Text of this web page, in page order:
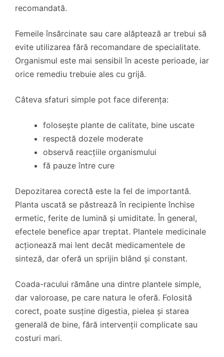
recomandată.
Femeile însărcinate sau care alăptează ar trebui să
evite utilizarea fără recomandare de specialitate.
Organismul este mai sensibil în aceste perioade, iar
orice remediu trebuie ales cu grijă.
Câteva sfaturi simple pot face diferența:
folosește plante de calitate, bine uscate
respectă dozele moderate
observă reacțiile organismului
fă pauze între cure
Depozitarea corectă este la fel de importantă.
Planta uscată se păstrează în recipiente închise
ermetic, ferite de lumină și umiditate. În general,
efectele benefice apar treptat. Plantele medicinale
acționează mai lent decât medicamentele de
sinteză, dar oferă un sprijin blând și constant.
Coada-racului rămâne una dintre plantele simple,
dar valoroase, pe care natura le oferă. Folosită
corect, poate susține digestia, pielea și starea
generală de bine, fără intervenții complicate sau
costuri mari.